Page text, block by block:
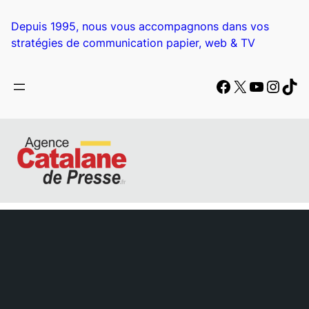
contenu
Depuis 1995, nous vous accompagnons dans vos
stratégies de communication papier, web & TV
Facebook
X